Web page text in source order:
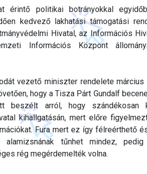
érintő politikai botrányokkal
kedvező lakhatási támogatási
Hivatal, az Információs
Információs Központ
vezető miniszter rendelete március
hogy a Tisza Párt Gundalf
beszélt arról, hogy szándékosan
kihallgatásán, mert előre
Fura mert ez így félreérthető
tűnhet mindez,
rég megérdemelték volna.